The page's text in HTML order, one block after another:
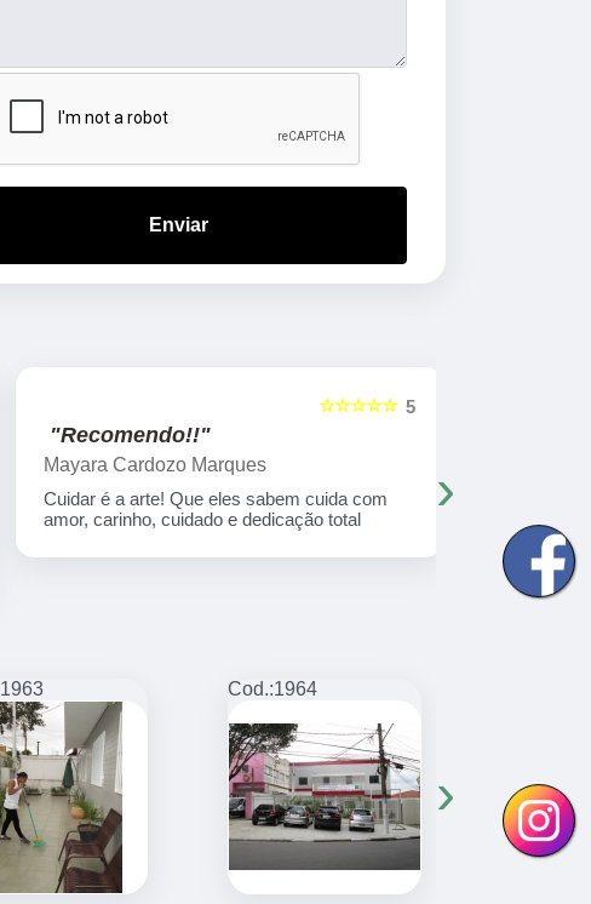
Enviar
5
☆☆☆☆☆
"Recomendo!!"
Mayara Cardozo Marques
Cuidar é a arte! Que eles sabem cuida com
amor, carinho, cuidado e dedicação total
muito
›
1963 Cod.:1964
›